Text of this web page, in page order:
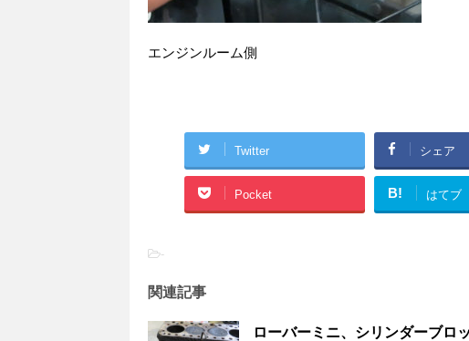
エンジンルーム側
Twitter シェア
Pocket B! はてブ
-
関連記事
ローバーミニ、シリンダーブロ